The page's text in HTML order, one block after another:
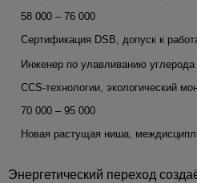
58 000 – 76 000
Сертификация DSB, допуск к
Инженер по улавливанию углерода
CCS-технологии, экологический
70 000 – 95 000
Новая растущая ниша,
Энергетический переход